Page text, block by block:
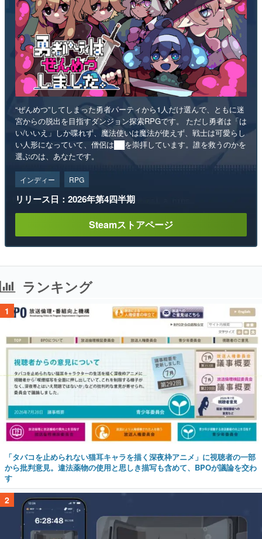
“ぜんめつ”してしまった勇者パーティから1人だけ選んで、ともに迷
宮からの脱出を目指すダンジョン探索RPGです。 ただし勇者は「は
い/いいえ」しか喋れず、魔法使いは魔法が使えず、戦士は可愛らし
い人形になっていて、僧侶は██を崇拝しています。誰を救うのかを
選ぶのは、あなたです。
インディー RPG
リリース日：2026年第4四半期
Steamストアページ
ランキング
1
「タバコを止められない猫耳キャラを描く深夜枠アニメ」に視聴者の一部
から批判意見。違法薬物の使用と思しき描写も含めて、BPOが議論を交わ
す
2